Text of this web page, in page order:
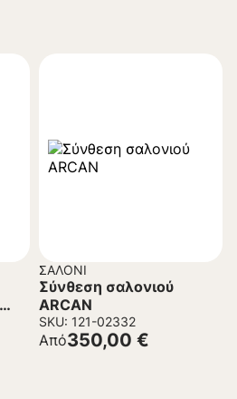
ΣΑΛΌΝΙ
Σύνθεση σαλονιού
ARCAN
SKU: 121-02332
Από350,00 €